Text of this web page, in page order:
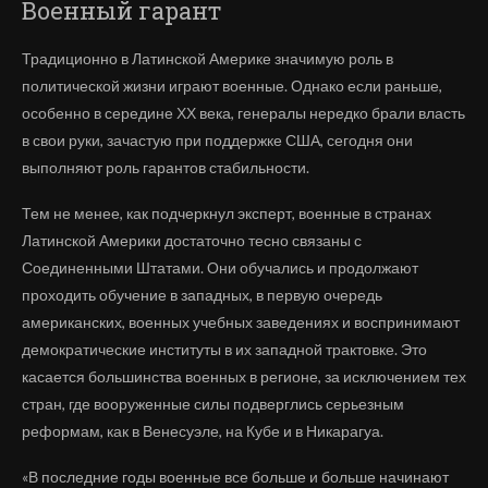
Военный гарант
Традиционно в Латинской Америке значимую роль в
политической жизни играют военные. Однако если раньше,
особенно в середине ХХ века, генералы нередко брали власть
в свои руки, зачастую при поддержке США, сегодня они
выполняют роль гарантов стабильности.
Тем не менее, как подчеркнул эксперт, военные в странах
Латинской Америки достаточно тесно связаны с
Соединенными Штатами. Они обучались и продолжают
проходить обучение в западных, в первую очередь
американских, военных учебных заведениях и воспринимают
демократические институты в их западной трактовке. Это
касается большинства военных в регионе, за исключением тех
стран, где вооруженные силы подверглись серьезным
реформам, как в Венесуэле, на Кубе и в Никарагуа.
«В последние годы военные все больше и больше начинают